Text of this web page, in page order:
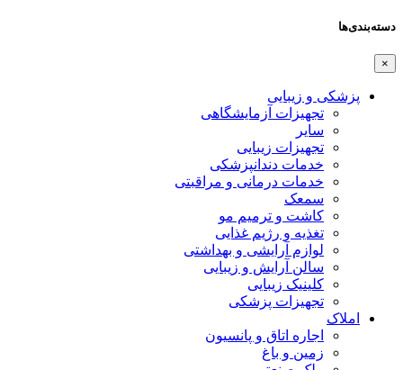
دسته‌بندی‌ها
×
پزشکی و زیبایی
تجهیزات آزمایشگاهی
سایر
تجهیزات زیبایی
خدمات دندانپزشکی
خدمات درمانی و مراقبتی
سمعک
کاشت و ترمیم مو
تغذیه و رژیم غذایی
لوازم آرایشی و بهداشتی
سالن آرایش و زیبایی
کلینیک زیبایی
تجهیزات پزشکی
املاک
اجاره اتاق و پانسیون
زمین و باغ